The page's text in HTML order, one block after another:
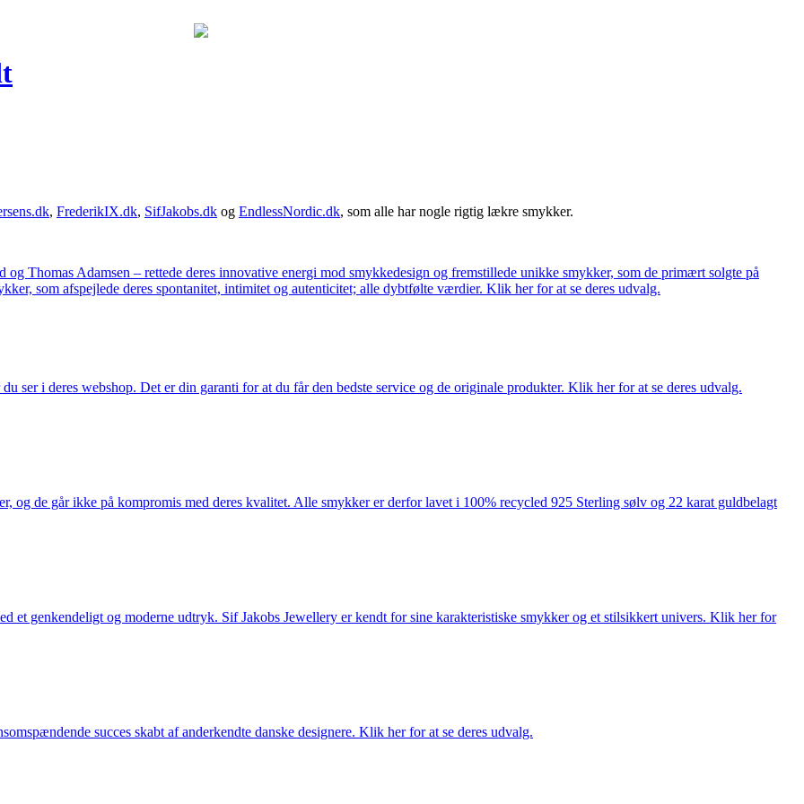
, FrederikIX.dk, SifJakobs.dk og EndlessNordic.dk, som alle har nogle rigtig lækre smykker.
Thomas Adamsen – rettede deres innovative energi mod smykkedesign og fremstillede unikke smykker, som de primært solgte på
som afspejlede deres spontanitet, intimitet og autenticitet; alle dybtfølte værdier. Klik her for at se deres udvalg.
ser i deres webshop. Det er din garanti for at du får den bedste service og de originale produkter. Klik her for at se deres udvalg.
og de går ikke på kompromis med deres kvalitet. Alle smykker er derfor lavet i 100% recycled 925 Sterling sølv og 22 karat guldbelagt
et genkendeligt og moderne udtryk. Sif Jakobs Jewellery er kendt for sine karakteristiske smykker og et stilsikkert univers. Klik her for
succes skabt af anderkendte danske designere. Klik her for at se deres udvalg.